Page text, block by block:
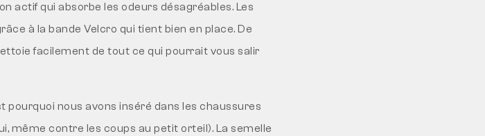
actif qui absorbe les odeurs désagréables. Les
à la bande Velcro qui tient bien en place. De
facilement de tout ce qui pourrait vous salir
pourquoi nous avons inséré dans les chaussures
même contre les coups au petit orteil). La semelle